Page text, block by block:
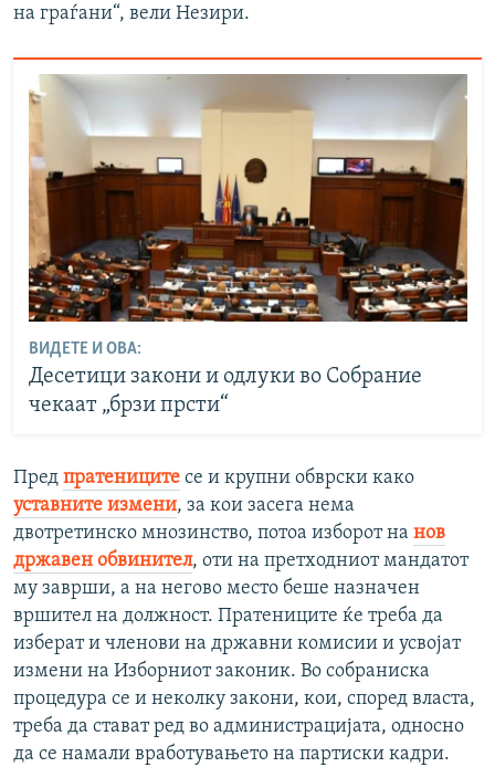
на граѓани“, вели Незири.
ВИДЕТЕ И ОВА:
Десетици закони и одлуки во Собрание
чекаат „брзи прсти“
Пред пратениците се и крупни обврски како
уставните измени, за кои засега нема
двотретинско мнозинство, потоа изборот на нов
државен обвинител, оти на претходниот мандатот
му заврши, а на негово место беше назначен
вршител на должност. Пратениците ќе треба да
изберат и членови на државни комисии и усвојат
измени на Изборниот законик. Во собраниска
процедура се и неколку закони, кои, според власта,
треба да стават ред во администрацијата, односно
да се намали вработувањето на партиски кадри.